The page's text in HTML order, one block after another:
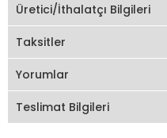
Üretici/İthalatçı Bilgileri
Taksitler
Yorumlar
Teslimat Bilgileri